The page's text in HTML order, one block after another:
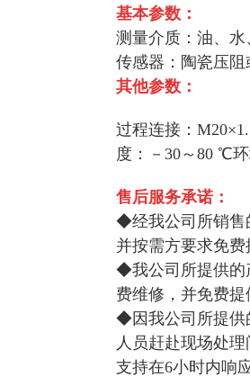
基本参数：
测量介质：油、
传感器：陶瓷压阻
其他参数：
过程连接：
度：－30～80 ℃
售后服务承诺：
◆经我公司所销售
并按需方要求免
◆我公司所提供的
费维修，并免费
◆因我公司所提供
人员赶赴现场处
支持在6小时内响